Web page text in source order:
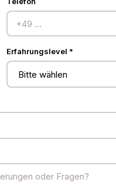
Erfahrungslevel *